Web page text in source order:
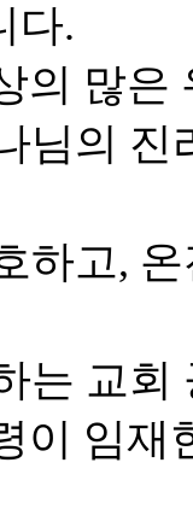
다.
의 많
님의
하고,
는 교회
이 임